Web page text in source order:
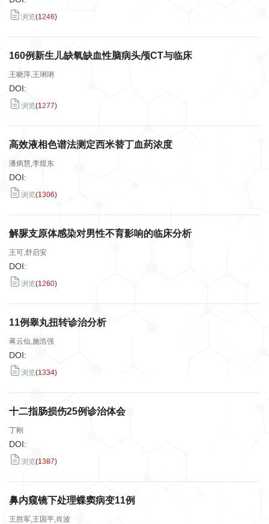
浏览(1246)
160例新生儿缺氧缺血性脑病头颅CT与临床
王晓萍,王琍琍
DOI:
浏览(1277)
高效液相色谱法测定西米替丁血药浓度
潘炳慧,李煜东
DOI:
浏览(1306)
解脲支原体感染对男性不育影响的临床分析
王可,舒启安
DOI:
浏览(1260)
11例睾丸扭转诊治分析
蒋云仙,施浩强
DOI:
浏览(1334)
十二指肠损伤25例诊治体会
丁刚
DOI:
浏览(1387)
鼻内窥镜下处理蝶窦病变11例
王胜军,王国平,肖波